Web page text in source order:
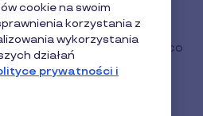
codzienności! Nasze
rozwiązania
wolność wyboru tego, co
cookie na swoim
korzystania z
wykorzystania
działań
prywatności i